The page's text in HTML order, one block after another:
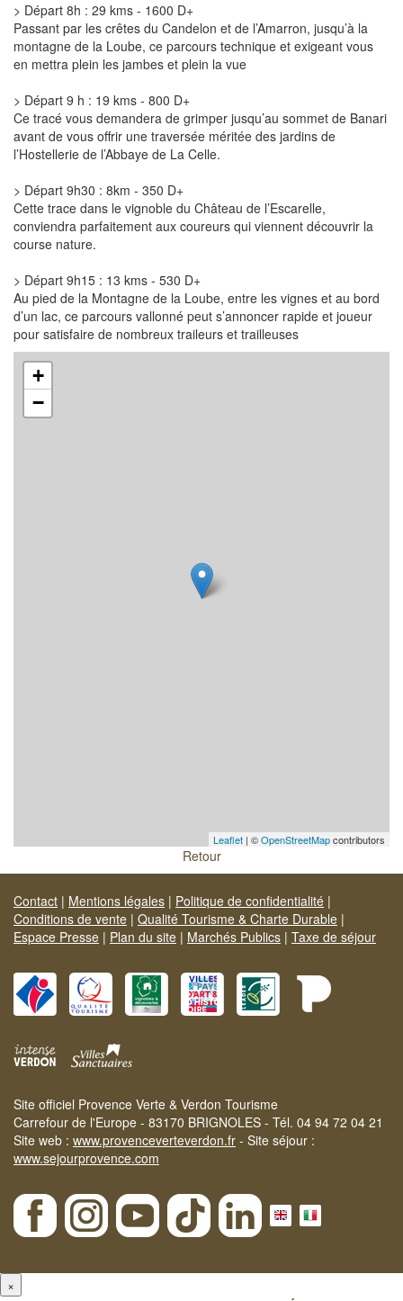
> Départ 8h : 29 kms - 1600 D+
Passant par les crêtes du Candelon et de l’Amarron, jusqu’à la
montagne de la Loube, ce parcours technique et exigeant vous
en mettra plein les jambes et plein la vue
> Départ 9 h : 19 kms - 800 D+
Ce tracé vous demandera de grimper jusqu’au sommet de Banari
avant de vous offrir une traversée méritée des jardins de
l’Hostellerie de l’Abbaye de La Celle.
> Départ 9h30 : 8km - 350 D+
Cette trace dans le vignoble du Château de l’Escarelle,
conviendra parfaitement aux coureurs qui viennent découvrir la
course nature.
> Départ 9h15 : 13 kms - 530 D+
Au pied de la Montagne de la Loube, entre les vignes et au bord
d’un lac, ce parcours vallonné peut s’annoncer rapide et joueur
pour satisfaire de nombreux traileurs et trailleuses
+
−
Leaflet | ©OpenStreetMapcontributors
Retour
Contact | Mentions légales | Politique de confidentialité |
Conditions de vente | Qualité Tourisme & Charte Durable |
Espace Presse | Plan du site | Marchés Publics | Taxe de séjour
Site officiel Provence Verte & Verdon Tourisme
Carrefour de l'Europe - 83170 BRIGNOLES - Tél. 04 94 72 04 21
Site web : www.provenceverteverdon.fr - Site séjour :
www.sejourprovence.com
×